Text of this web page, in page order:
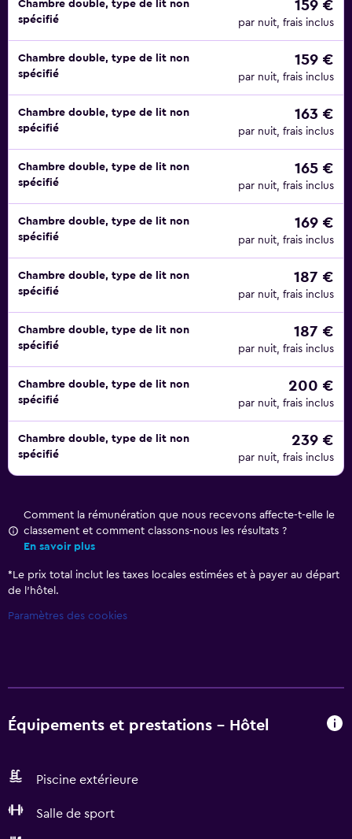
Chambre double, type de lit non
spécifié
159 €
par nuit, frais inclus
Chambre double, type de lit non
spécifié
159 €
par nuit, frais inclus
Chambre double, type de lit non
spécifié
163 €
par nuit, frais inclus
Chambre double, type de lit non
spécifié
165 €
par nuit, frais inclus
Chambre double, type de lit non
spécifié
169 €
par nuit, frais inclus
Chambre double, type de lit non
spécifié
187 €
par nuit, frais inclus
Chambre double, type de lit non
spécifié
187 €
par nuit, frais inclus
Chambre double, type de lit non
spécifié
200 €
par nuit, frais inclus
Chambre double, type de lit non
spécifié
239 €
par nuit, frais inclus
Comment la rémunération que nous recevons affecte-t-elle le
classement et comment classons-nous les résultats ?
En savoir plus
* Le prix total inclut les taxes locales estimées et à payer au départ
de l’hôtel.
Paramètres des cookies
Équipements et prestations - Hôtel
Piscine extérieure
Salle de sport